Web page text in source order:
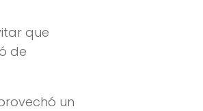
que
de
un